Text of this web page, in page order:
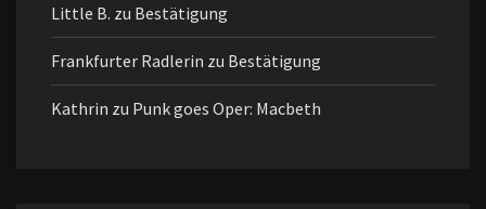
Little B. zu Bestätigung
Frankfurter Radlerin zu Bestätigung
Kathrin zu Punk goes Oper: Macbeth